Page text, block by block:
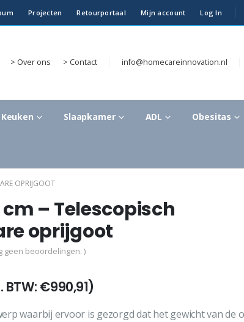
Projecten Retourportaal Mijn account Log In
> Over ons > Contact info@homecareinnovation.nl
Keuken Slaapkamer ADL Obesitas
OPRIJGOOT
cm – Telescopisch
oprijgoot
geen beoordelingen. )
BTW: €990,91)
waarbij ervoor is gezorgd dat het gewicht van de